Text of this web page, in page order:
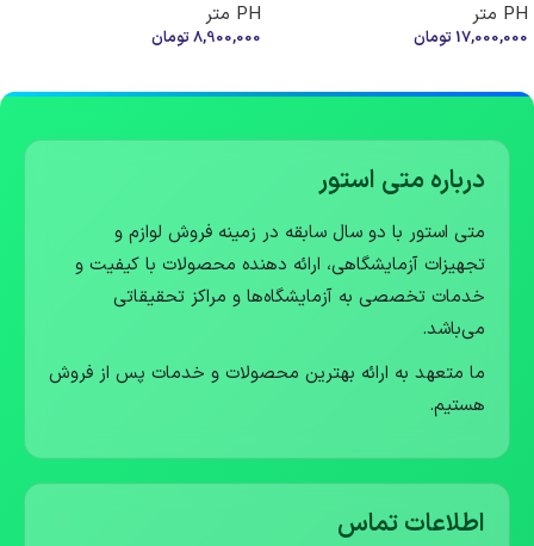
PH متر
17,000,000 تومان
PH متر
8,900,000تومان
درباره متی استور
متی استور با دو سال سابقه در زمینه فروش لوازم و
تجهیزات آزمایشگاهی، ارائه دهنده محصولات با کیفیت و
خدمات تخصصی به آزمایشگاه‌ها و مراکز تحقیقاتی
می‌باشد.
ما متعهد به ارائه بهترین محصولات و خدمات پس از فروش
هستیم.
اطلاعات تماس